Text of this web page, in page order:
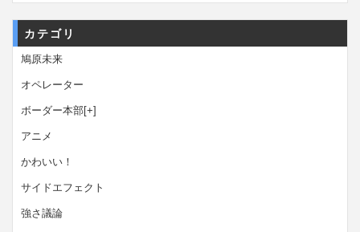
カテゴリ
鳩原未来
オペレーター
ボーダー本部[+]
アニメ
かわいい！
サイドエフェクト
強さ議論